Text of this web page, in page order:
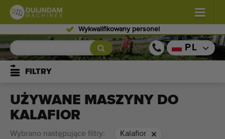
Wykwalifikowany personel
Kwiaty i rośliny
Warzywa polowe
Warzywa szklarniowe (349)
Owoce (335)
PL
FILTRY
UŻYWANE MASZYNY DO
KALAFIOR
Wybrano następujące filtry: Kalafior